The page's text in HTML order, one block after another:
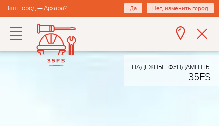
Ваш город — Архара? Да Нет, изменить город
НАДЕЖНЫЕ ФУНДАМЕНТЫ
35FS